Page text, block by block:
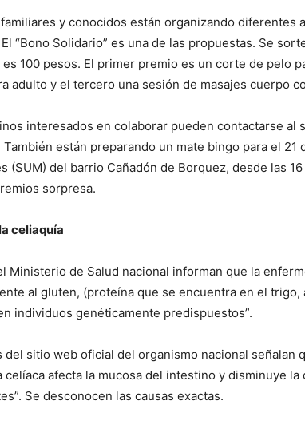
y conocidos están organizando diferentes
“Bono Solidario” es una de las propuestas. Se
es 100 pesos. El primer premio es un corte de pelo
adulto y el tercero una sesión de masajes cuerpo
interesados en colaborar pueden contactarse
También están preparando un mate bingo para el 21
(SUM) del barrio Cañadón de Borquez, desde las
sorpresa.
celiaquía
Ministerio de Salud nacional informan que la
al gluten, (proteína que se encuentra en el trigo,
individuos genéticamente predispuestos”.
del sitio web oficial del organismo nacional señalan
celíaca afecta la mucosa del intestino y disminuye
Se desconocen las causas exactas.